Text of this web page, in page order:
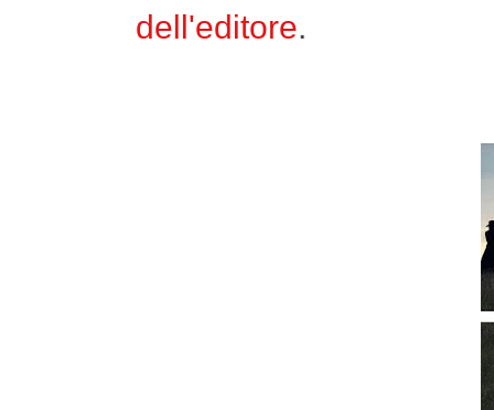
dell'editore.